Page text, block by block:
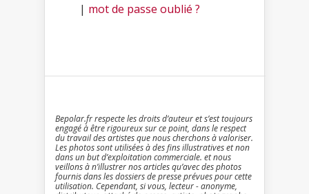
| mot de passe oublié ?
Bepolar.fr respecte les droits d’auteur et s’est toujours
engagé à être rigoureux sur ce point, dans le respect
du travail des artistes que nous cherchons à valoriser.
Les photos sont utilisées à des fins illustratives et non
dans un but d’exploitation commerciale. et nous
veillons à n’illustrer nos articles qu’avec des photos
fournis dans les dossiers de presse prévues pour cette
utilisation. Cependant, si vous, lecteur - anonyme,